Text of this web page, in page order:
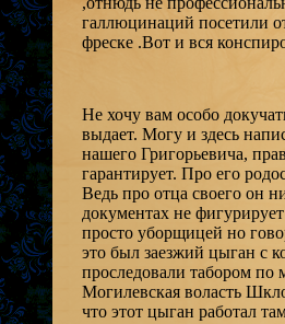
галлюцинаций посетили
фреске .Вот и вся
Не хочу вам особо
выдает. Могу и здесь
нашего Григорьевича,
гарантирует. Про его
Ведь про отца своего он
документах не
просто уборщицей но
это был заезжий цыган с
проследовали табором по
Могилевская воласть
что этот цыган работал